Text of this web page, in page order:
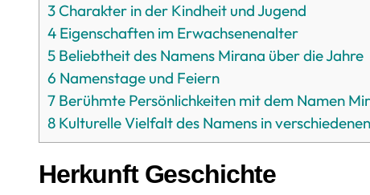
3 Charakter in der Kindheit und Jugend
4 Eigenschaften im Erwachsenenalter
5 Beliebtheit des Namens Mirana über die Jahre
6 Namenstage und Feiern
7 Berühmte Persönlichkeiten mit dem Namen
8 Kulturelle Vielfalt des Namens in
Herkunft Geschichte